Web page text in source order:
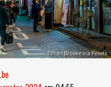
Ethan Brooke via Pexels